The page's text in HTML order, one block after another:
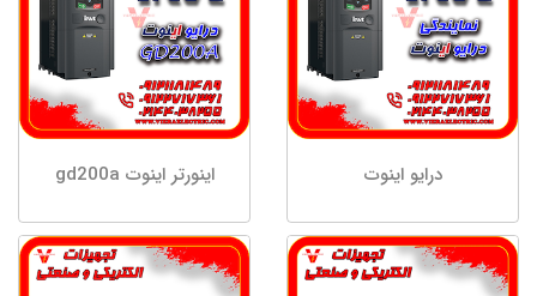
درایو اینوت اینورتر اینوت gd200a